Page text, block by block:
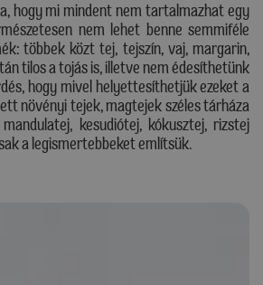
hogy mi mindent nem tartalmazhat egy
nem lehet benne semmiféle
többek közt tej, tejszín, vaj, margarin,
tilos a tojás is, illetve nem édesíthetünk
hogy mivel helyettesíthetjük ezeket a
növényi tejek, magtejek széles tárháza
kesudiótej, kókusztej, rizstej
a legismertebbeket említsük.